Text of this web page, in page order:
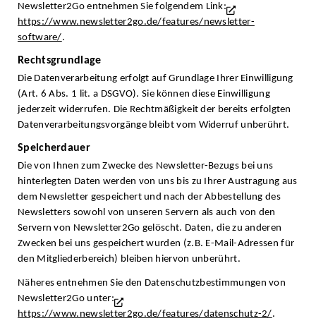
Newsletter2Go entnehmen Sie folgendem Link:
https://www.newsletter2go.de/features/newsletter-
software/.
Rechtsgrundlage
Die Datenverarbeitung erfolgt auf Grundlage Ihrer Einwilligung
(Art. 6 Abs. 1 lit. a DSGVO). Sie können diese Einwilligung
jederzeit widerrufen. Die Rechtmäßigkeit der bereits erfolgten
Datenverarbeitungsvorgänge bleibt vom Widerruf unberührt.
Speicherdauer
Die von Ihnen zum Zwecke des Newsletter-Bezugs bei uns
hinterlegten Daten werden von uns bis zu Ihrer Austragung aus
dem Newsletter gespeichert und nach der Abbestellung des
Newsletters sowohl von unseren Servern als auch von den
Servern von Newsletter2Go gelöscht. Daten, die zu anderen
Zwecken bei uns gespeichert wurden (z.B. E-Mail-Adressen für
den Mitgliederbereich) bleiben hiervon unberührt.
Näheres entnehmen Sie den Datenschutzbestimmungen von
Newsletter2Go unter:
https://www.newsletter2go.de/features/datenschutz-2/.